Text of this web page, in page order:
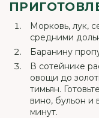
Морковь, лук,
средними
Баранину
В сотейнике
овощи до
тимьян.
вино, бульон и
минут.